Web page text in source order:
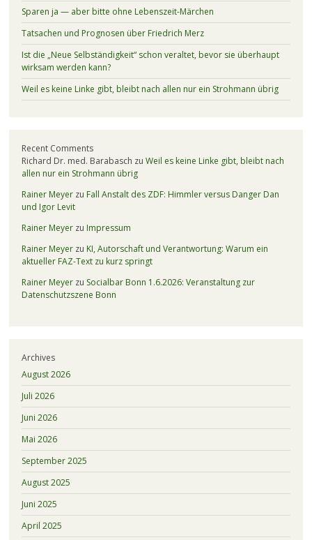
Sparen ja — aber bitte ohne Lebenszeit-Märchen
Tatsachen und Prognosen über Friedrich Merz
Ist die „Neue Selbständigkeit“ schon veraltet, bevor sie überhaupt
wirksam werden kann?
Weil es keine Linke gibt, bleibt nach allen nur ein Strohmann übrig
Recent Comments
Richard Dr. med. Barabasch zu Weil es keine Linke gibt, bleibt nach
allen nur ein Strohmann übrig
Rainer Meyerzu Fall Anstalt des ZDF: Himmler versus Danger Dan
und Igor Levit
Rainer Meyerzu Impressum
Rainer Meyerzu KI, Autorschaft und Verantwortung: Warum ein
aktueller FAZ-Text zu kurz springt
Rainer Meyerzu Socialbar Bonn 1.6.2026: Veranstaltung zur
Datenschutzszene Bonn
Archives
August 2026
Juli 2026
Juni 2026
Mai 2026
September 2025
August 2025
Juni 2025
April 2025